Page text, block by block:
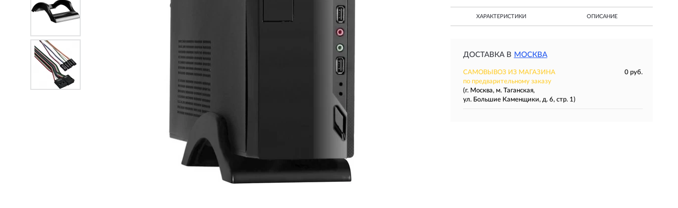
ХАРАКТЕРИСТИКИ ОПИСАНИЕ
ДОСТАВКА В МОСКВА
САМОВЫВОЗ ИЗ МАГАЗИНА
0 руб.
по предварительному заказу
(г. Москва, м. Таганская,
ул. Большие Каменщики, д. 6, стр. 1)